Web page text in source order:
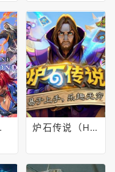
） 炉石传说（Hearthstone）